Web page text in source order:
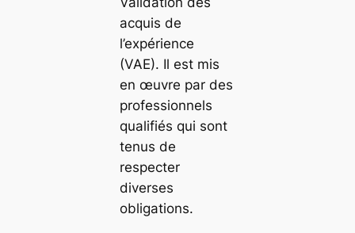
acquis de
l’expérience
(VAE). Il est mis
en œuvre par des
professionnels
qualifiés qui sont
tenus de
respecter
diverses
obligations.